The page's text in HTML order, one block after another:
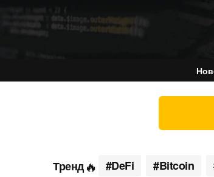
Тренд #DeFi #Bitcoin